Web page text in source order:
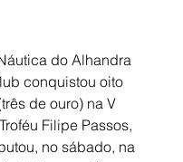
do Alhandra
conquistou oito
de ouro) na V
Filipe Passos,
no sábado, na